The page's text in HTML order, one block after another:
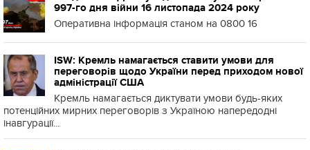
997-го дня війни 16 листопада 2024 року
Оперативна інформація станом на 0800 16
ISW: Кремль намагається ставити умови для
переговорів щодо України перед приходом нової
адміністрації США
Кремль намагається диктувати умови будь-яких
потенційних мирних переговорів з Україною напередодні
інавгурації...